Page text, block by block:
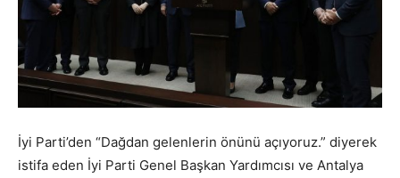
İyi Parti’den “Dağdan gelenlerin önünü açıyoruz.” diyerek
istifa eden İyi Parti Genel Başkan Yardımcısı ve Antalya